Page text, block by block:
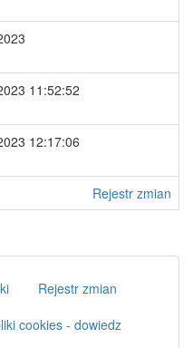
11:52:52
12:17:06
Rejestr zmian
Rejestr zmian
cookies - dowiedz